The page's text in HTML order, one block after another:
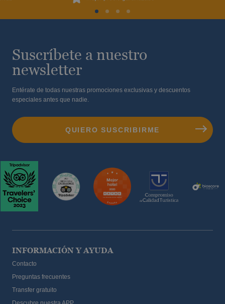
Suscríbete a nuestro
newsletter
Entérate de todas nuestras promociones exclusivas y descuentos
especiales antes que nadie.
INFORMACIÓN Y AYUDA
Contacto
Preguntas frecuentes
Transfer gratuito